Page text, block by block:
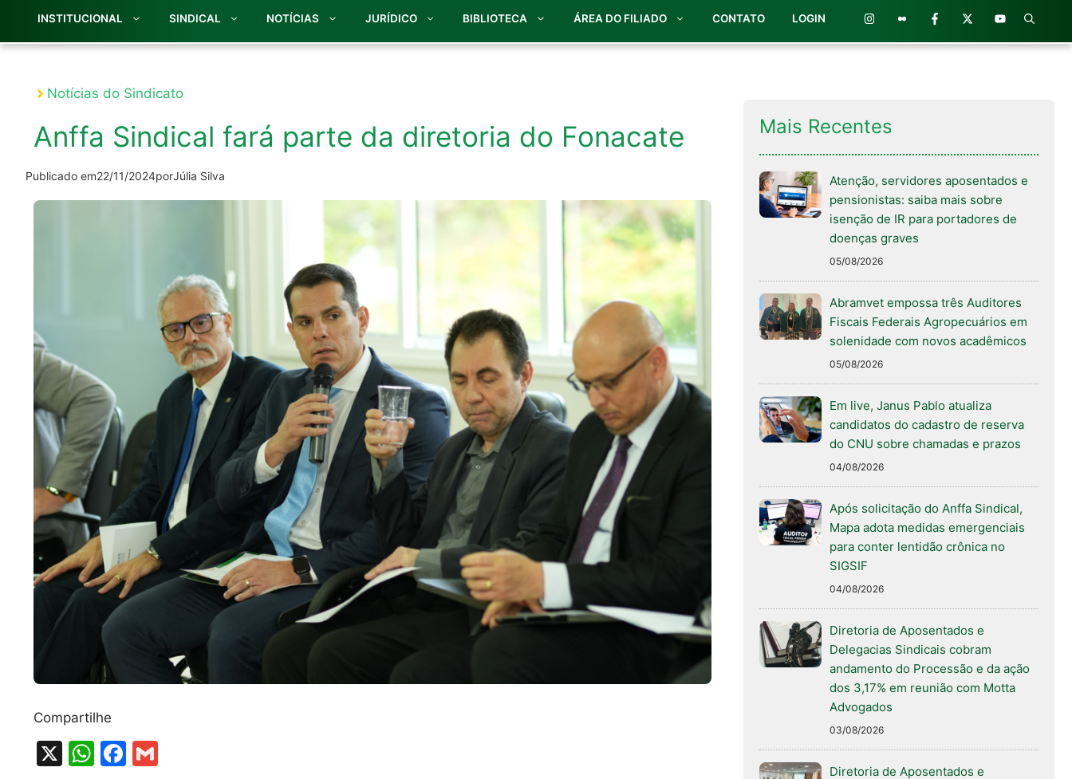
INSTITUCIONAL SINDICAL NOTÍCIAS JURÍDICO BIBLIOTECA ÁREA DO FILIADO CONTATO LOGIN
Notícias do Sindicato
Anffa Sindical fará parte da diretoria do Fonacate
Publicado em22/11/2024porJúlia Silva
Compartilhe
X
W F
Mais Recentes
Atenção, servidores aposentados e
pensionistas: saiba mais sobre
isenção de IR para portadores de
doenças graves
05/08/2026
Abramvet empossa três Auditores
Fiscais Federais Agropecuários em
solenidade com novos acadêmicos
05/08/2026
Em live, Janus Pablo atualiza
candidatos do cadastro de reserva
do CNU sobre chamadas e prazos
04/08/2026
Após solicitação do Anffa Sindical,
Mapa adota medidas emergenciais
para conter lentidão crônica no
SIGSIF
04/08/2026
Diretoria de Aposentados e
Delegacias Sindicais cobram
andamento do Processão e da ação
dos 3,17% em reunião com Motta
Advogados
03/08/2026
Diretoria de Aposentados e